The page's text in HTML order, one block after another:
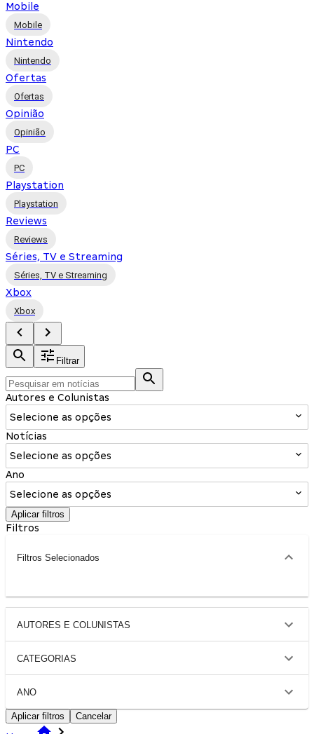
Mobile
Mobile
Nintendo
Nintendo
Ofertas
Ofertas
Opinião
Opinião
PC
PC
Playstation
Playstation
Reviews
Reviews
Séries, TV e Streaming
Séries, TV e Streaming
Xbox
Xbox
Filtrar
Autores e Colunistas
Selecione as opções
Notícias
Selecione as opções
Ano
Selecione as opções
Aplicar filtros
Filtros
Filtros Selecionados
AUTORES E COLUNISTAS
CATEGORIAS
ANO
Aplicar filtros Cancelar